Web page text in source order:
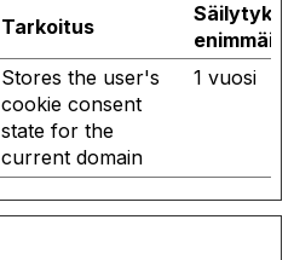
Tarkoitus
Stores the user's
cookie consent
state for the
current domain
1 vuosi